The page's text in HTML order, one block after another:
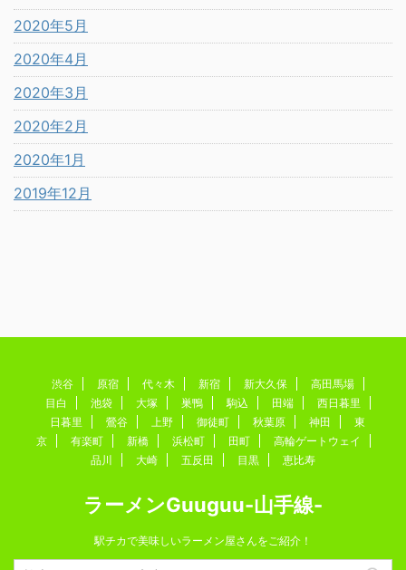
2020年5月
2020年4月
2020年3月
2020年2月
2020年1月
2019年12月
渋谷 原宿 代々木 新宿 新大久保
高田馬場
目白
池袋 大塚 巣鴨 駒込 田端
西日暮里
日暮里
鶯谷 上野 御徒町 秋葉原 神田
東
京
有楽町 新橋 浜松町 田町
高輪ゲートウェイ
品川
大崎 五反田 目黒 恵比寿
ラーメンGuuguu-山手線-
駅チカで美味しいラーメン屋さんをご紹介！
Copyright© ラーメンGuuguu-山手線- , 2026 All